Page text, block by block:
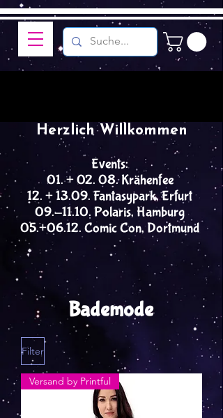
Events:
01. + 02. 08. Krähenfee
12. + 13.09. Fantasypark, Erfurt
09.-11.10. Polaris, Hamburg
05.+06.12. Comic Con, Dortmund
Herzlich Willkommen
Bademode
Filter
Versand by Printful